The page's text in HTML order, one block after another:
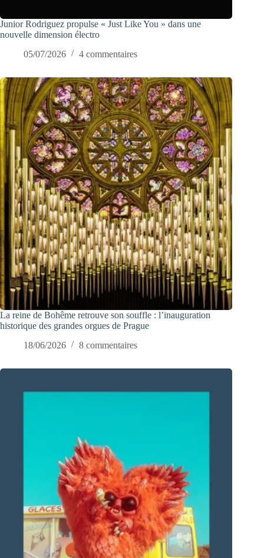
Junior Rodriguez propulse « Just Like You » dans une
nouvelle dimension électro
05/07/2026
4 commentaires
La reine de Bohême retrouve son souffle : l’inauguration
historique des grandes orgues de Prague
18/06/2026
8 commentaires